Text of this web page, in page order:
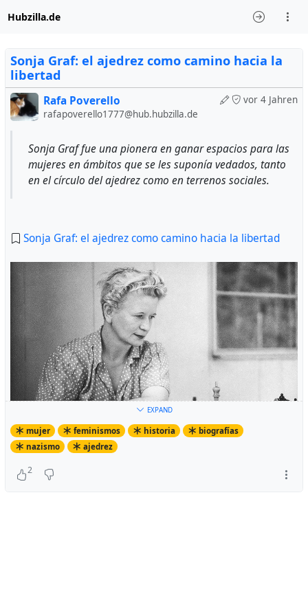
Hubzilla.de
Sonja Graf: el ajedrez como camino hacia la
libertad
vor 4 Jahren
Rafa Poverello
rafapoverello1777@hub.hubzilla.de
Sonja Graf fue una pionera en ganar espacios para las
mujeres en ámbitos que se les suponía vedados, tanto
en el círculo del ajedrez como en terrenos sociales.
Sonja Graf: el ajedrez como camino hacia la libertad
EXPAND
mujer feminismos historia
biografías
nazismo
ajedrez
2